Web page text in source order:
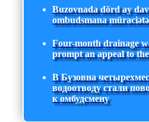
Buzovnada dörd ay
ombudsmana
Four-month drainage
prompt an appeal to
В Бузовна
водоотводу стали
к омбудсмену